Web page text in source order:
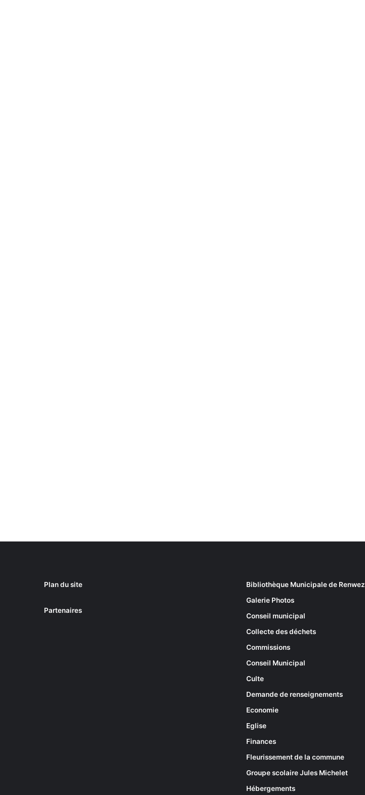
Plan du site
Partenaires
Bibliothèque Municipale de Renwez
Galerie Photos
Conseil municipal
Collecte des déchets
Commissions
Conseil Municipal
Culte
Demande de renseignements
Economie
Eglise
Finances
Fleurissement de la commune
Groupe scolaire Jules Michelet
Hébergements